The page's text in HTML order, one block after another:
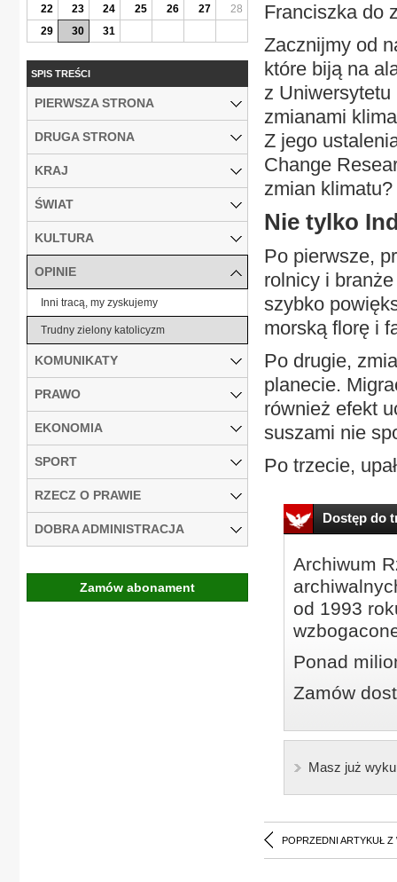
Franciszka do
Zacznijmy od
które biją na
z
zmianami
Z jego
Change
zmian klimatu?
Nie tylko
Po pierwsze,
rolnicy i
szybko
morską florę i
Po drugie,
planecie.
również efekt
suszami nie
Po trzecie,
Dostęp do
Archiwum
od 1993
Ponad
Zamów
Masz już
POPRZEDNI ARTYKUŁ Z
22
23 24 25 26 27
28
29
30 31
SPIS TREŚCI
PIERWSZA STRONA
DRUGA STRONA
KRAJ
ŚWIAT
KULTURA
OPINIE
Inni tracą, my zyskujemy
Trudny zielony katolicyzm
KOMUNIKATY
PRAWO
EKONOMIA
SPORT
RZECZ O PRAWIE
DOBRA ADMINISTRACJA
Zamów abonament